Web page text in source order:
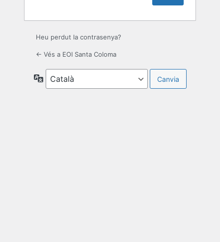
Heu perdut la contrasenya?
← Vés a EOI Santa Coloma
Idioma